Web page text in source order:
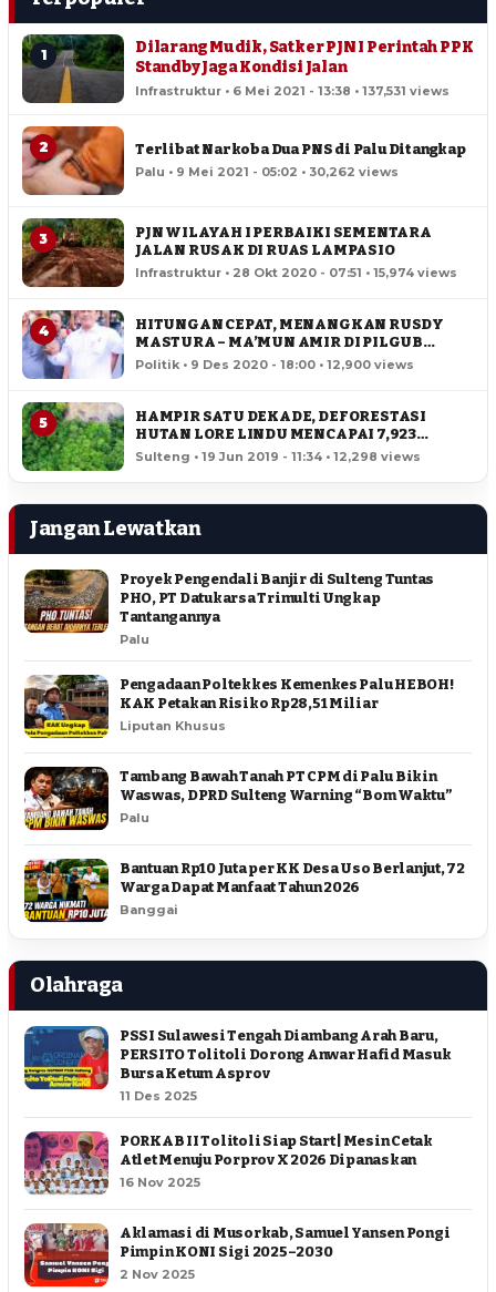
1
Dilarang Mudik, Satker PJN I Perintah PPK
Standby Jaga Kondisi Jalan
Infrastruktur • 6 Mei 2021 - 13:38 • 137,531 views
2 Terlibat Narkoba Dua PNS di Palu Ditangkap
Palu • 9 Mei 2021 - 05:02 • 30,262 views
3
PJN WILAYAH I PERBAIKI SEMENTARA
JALAN RUSAK DI RUAS LAMPASIO
Infrastruktur • 28 Okt 2020 - 07:51 • 15,974 views
4
HITUNGAN CEPAT, MENANGKAN RUSDY
MASTURA – MA’MUN AMIR DI PILGUB
SULTENG
Politik • 9 Des 2020 - 18:00 • 12,900 views
5
HAMPIR SATU DEKADE, DEFORESTASI
HUTAN LORE LINDU MENCAPAI 7,923
HEKTAR
Sulteng • 19 Jun 2019 - 11:34 • 12,298 views
Jangan Lewatkan
Proyek Pengendali Banjir di Sulteng Tuntas
PHO, PT Datukarsa Trimulti Ungkap
Tantangannya
Palu
Pengadaan Poltekkes Kemenkes Palu HEBOH!
KAK Petakan Risiko Rp28,51 Miliar
Liputan Khusus
Tambang Bawah Tanah PT CPM di Palu Bikin
Waswas, DPRD Sulteng Warning “Bom Waktu”
Palu
Bantuan Rp10 Juta per KK Desa Uso Berlanjut, 72
Warga Dapat Manfaat Tahun 2026
Banggai
Olahraga
PSSI Sulawesi Tengah Diambang Arah Baru,
PERSITO Tolitoli Dorong Anwar Hafid Masuk
Bursa Ketum Asprov
11 Des 2025
PORKAB II Tolitoli Siap Start | Mesin Cetak
Atlet Menuju Porprov X 2026 Dipanaskan
16 Nov 2025
Aklamasi di Musorkab, Samuel Yansen Pongi
Pimpin KONI Sigi 2025–2030
2 Nov 2025